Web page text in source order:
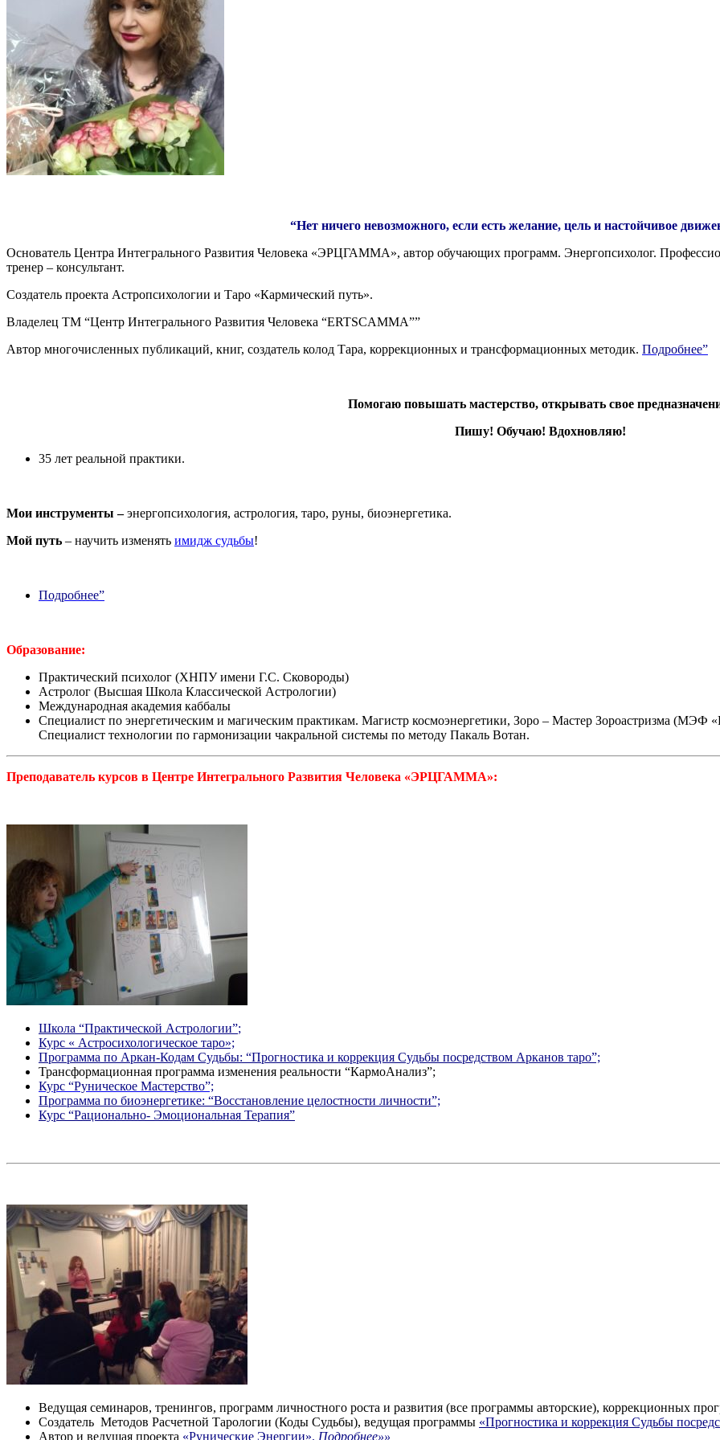
“Нет ничего невозможного, если есть желание, цель и настойчивое
Основатель Центра Интегрального Развития Человека «ЭРЦГАММА», автор обучающих программ. Энергопсихолог.
тренер – консультант.
Создатель проекта Астропсихологии и Таро «Кармический путь».
Владелец ТМ “Центр Интегрального Развития Человека “ERTSCAMMA””
Автор многочисленных публикаций, книг, создатель колод Тара, коррекционных и трансформационных методик. Подробнее”
Помогаю повышать мастерство, открывать свое
Пишу! Обучаю! Вдохновляю!
35 лет реальной практики.
Мои инструменты –энергопсихология, астрология, таро, руны, биоэнергетика.
Мой путь – научить изменять имидж судьбы!
Подробнее”
Образование:
Практический психолог (ХНПУ имени Г.С. Сковороды)
Астролог (Высшая Школа Классической Астрологии)
Международная академия каббалы
Специалист по энергетическим и магическим практикам. Магистр космоэнергетики, Зоро – Мастер Зороастризма
Специалист технологии по гармонизации чакральной системы по методу Пакаль Вотан.
Преподаватель курсов в Центре Интегрального Развития Человека «ЭРЦГАММА»:
Школа “Практической Астрологии”;
Курс « Астросихологическое таро»;
Программа по Аркан-Кодам Судьбы: “Прогностика и коррекция Судьбы посредством Арканов таро”;
Трансформационная программа изменения реальности “КармоАнализ”;
Курс “Руническое Мастерство”;
Программа по биоэнергетике: “Восстановление целостности личности”;
Курс “Рационально- Эмоциональная Терапия”
Ведущая семинаров, тренингов, программ личностного роста и развития (все программы авторские), коррекционных
Создатель Методов Расчетной Тарологии (Коды Судьбы), ведущая программы «Прогностика и коррекция Судьбы
Автор и ведущая проекта «Рунические Энергии». Подробнее»»